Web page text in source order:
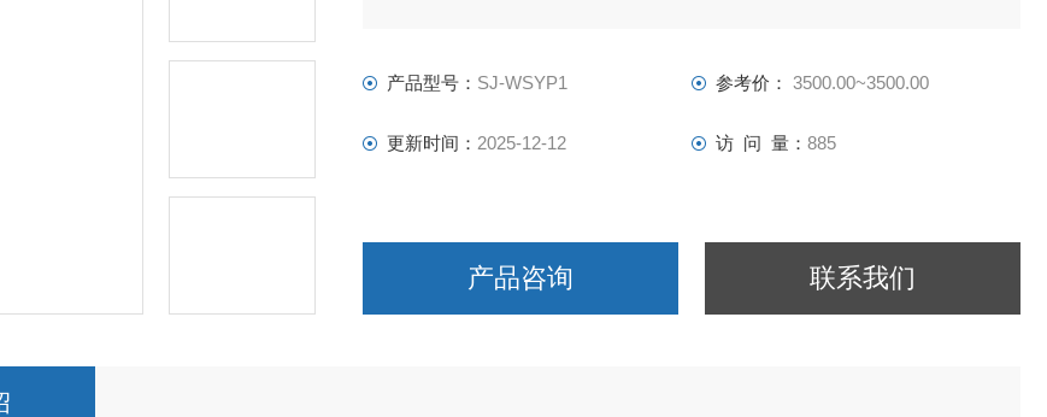
产品型号： SJ-WSYP1 参考价： 3500.00~3500.00
更新时间： 2025-12-12 访 问 量： 885
产品咨询 联系我们